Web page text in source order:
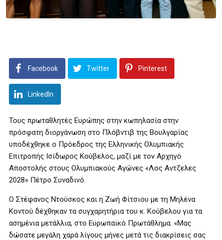
Facebook Twitter Pinterest
LinkedIn
Τους πρωταθλητές Ευρώπης στην κωπηλασία στην
πρόσφατη διοργάνωση στο Πλόβντιβ της Βουλγαρίας
υποδέχθηκε ο Πρόεδρος της Ελληνικής Ολυμπιακής
Επιτροπής Ισίδωρος Κούβελος, μαζί με τον Αρχηγό
Αποστολής στους Ολυμπιακούς Αγώνες «Λος Αντζελες
2028» Πέτρο Συναδινό.
Ο Στέφανος Ντούσκος και η Ζωή Φίτσιου με τη Μηλένα
Κοντού δέχθηκαν τα συγχαρητήρια του κ. Κούβελου για τα
ασημένια μετάλλια, στο Ευρωπαϊκό Πρωτάθλημα. «Μας
δώσατε μεγάλη χαρά λίγους μήνες μετά τις διακρίσεις σας